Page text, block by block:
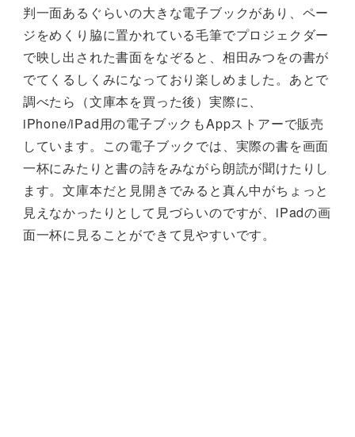
判一面あるぐらいの大きな電子ブックがあり、ペー
ジをめくり脇に置かれている毛筆でプロジェクダー
で映し出された書面をなぞると、相田みつをの書が
でてくるしくみになっており楽しめました。あとで
調べたら（文庫本を買った後）実際に、
iPhone/iPad用の電子ブックもAppストアーで販売
しています。この電子ブックでは、実際の書を画面
一杯にみたりと書の詩をみながら朗読が聞けたりし
ます。文庫本だと見開きでみると真ん中がちょっと
見えなかったりとして見づらいのですが、iPadの画
面一杯に見ることができて見やすいです。